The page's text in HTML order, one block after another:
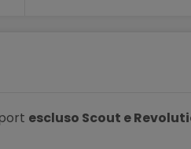
escluso Scout e